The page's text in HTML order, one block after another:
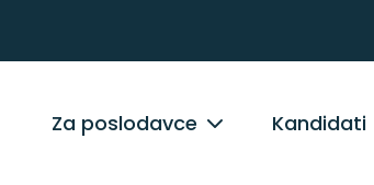
Za poslodavce Kandidati